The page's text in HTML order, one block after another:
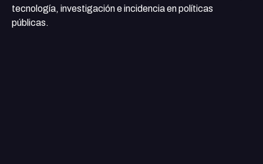
tecnología, investigación e incidencia en políticas
públicas.